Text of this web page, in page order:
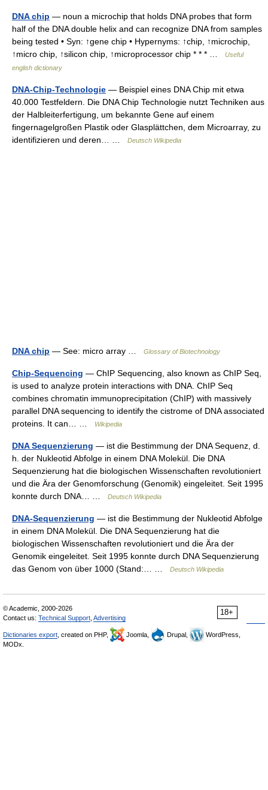
DNA chip — noun a microchip that holds DNA probes that form
half of the DNA double helix and can recognize DNA from samples
being tested • Syn: ↑gene chip • Hypernyms: ↑chip, ↑microchip,
↑micro chip, ↑silicon chip, ↑microprocessor chip * * * …
Useful
english dictionary
DNA-Chip-Technologie — Beispiel eines DNA Chip mit etwa
40.000 Testfeldern. Die DNA Chip Technologie nutzt Techniken aus
der Halbleiterfertigung, um bekannte Gene auf einem
fingernagelgroßen Plastik oder Glasplättchen, dem Microarray, zu
identifizieren und deren… …
Deutsch Wikipedia
DNA chip — See: micro array … Glossary of Biotechnology
Chip-Sequencing — ChIP Sequencing, also known as ChIP Seq,
is used to analyze protein interactions with DNA. ChIP Seq
combines chromatin immunoprecipitation (ChIP) with massively
parallel DNA sequencing to identify the cistrome of DNA associated
proteins. It can… …
Wikipedia
DNA Sequenzierung — ist die Bestimmung der DNA Sequenz, d.
h. der Nukleotid Abfolge in einem DNA Molekül. Die DNA
Sequenzierung hat die biologischen Wissenschaften revolutioniert
und die Ära der Genomforschung (Genomik) eingeleitet. Seit 1995
konnte durch DNA… …
Deutsch Wikipedia
DNA-Sequenzierung — ist die Bestimmung der Nukleotid Abfolge
in einem DNA Molekül. Die DNA Sequenzierung hat die
biologischen Wissenschaften revolutioniert und die Ära der
Genomik eingeleitet. Seit 1995 konnte durch DNA Sequenzierung
das Genom von über 1000 (Stand:… …
Deutsch Wikipedia
18+
© Academic, 2000-2026
Contact us: Technical Support Advertising
Dictionaries export , created on PHP, Joomla, Drupal,
WordPress,
MODx.